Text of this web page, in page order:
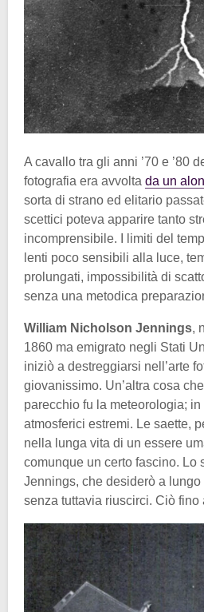
A cavallo tra gli anni ’70 e ’80
fotografia era avvolta da un
sorta di strano ed elitario
scettici poteva apparire tanto
incomprensibile. I limiti del
lenti poco sensibili alla luce,
prolungati, impossibilità di
senza una metodica
William Nicholson Jennings,
1860 ma emigrato negli Stati
iniziò a destreggiarsi nell’arte
giovanissimo. Un’altra cosa
parecchio fu la meteorologia;
atmosferici estremi. Le saette,
nella lunga vita di un essere
comunque un certo fascino. Lo
Jennings, che desiderò a
senza tuttavia riuscirci. Ciò fino